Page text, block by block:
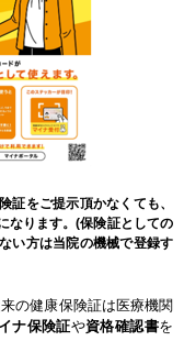
証をご提示頂かなくても、
なります。(保険証としての
い方は当院の機械で登録す
の健康保険証は医療機関
ナ保険証や資格確認書を